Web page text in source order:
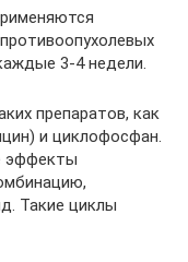
3-4 недели.
препаратов, как
и циклофосфан.
эффекты
Такие циклы